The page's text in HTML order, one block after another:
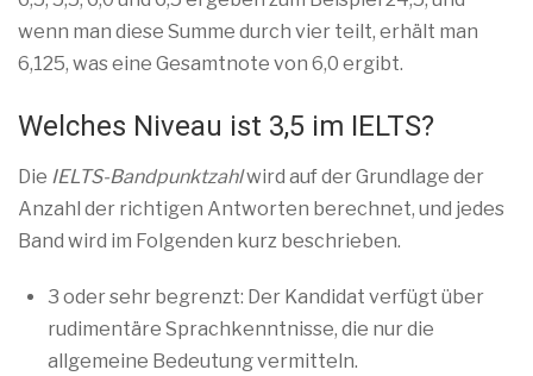
wenn man diese Summe durch vier teilt, erhält man
6,125, was eine Gesamtnote von 6,0 ergibt.
Welches Niveau ist 3,5 im IELTS?
Die IELTS-Bandpunktzahlwird auf der Grundlage der
Anzahl der richtigen Antworten berechnet, und jedes
Band wird im Folgenden kurz beschrieben.
3 oder sehr begrenzt: Der Kandidat verfügt über
rudimentäre Sprachkenntnisse, die nur die
allgemeine Bedeutung vermitteln.